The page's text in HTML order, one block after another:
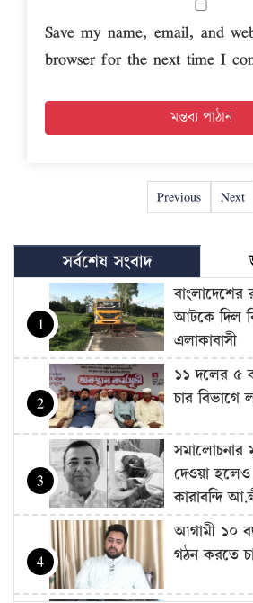
Save my name, email, and
browser for the next time I
Previous Next
সর্বশেষ সংবাদ
1
বাংলাদেশের
আটকে দিল
এলাকাবাসী
2
১১ দলের ৫
চার বিভাগে
3
দেওয়া
কারাবন্দি
4
আগামী ১০
গঠন করতে